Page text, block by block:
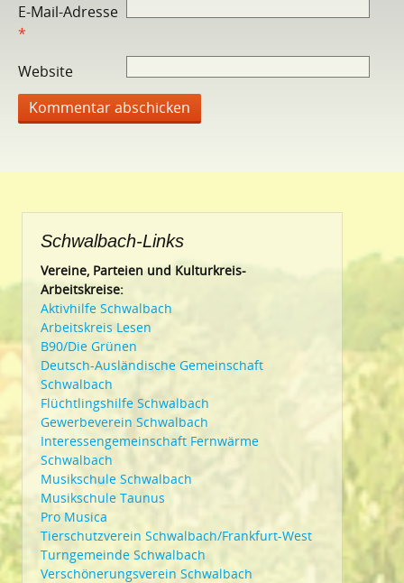
E-Mail-Adresse
*
Website
Schwalbach-Links
Vereine, Parteien und Kulturkreis-
Arbeitskreise:
Aktivhilfe Schwalbach
Arbeitskreis Lesen
B90/Die Grünen
Deutsch-Ausländische Gemeinschaft
Schwalbach
Flüchtlingshilfe Schwalbach
Gewerbeverein Schwalbach
Interessengemeinschaft Fernwärme
Schwalbach
Musikschule Schwalbach
Musikschule Taunus
Pro Musica
Tierschutzverein Schwalbach/Frankfurt-West
Turngemeinde Schwalbach
Verschönerungsverein Schwalbach